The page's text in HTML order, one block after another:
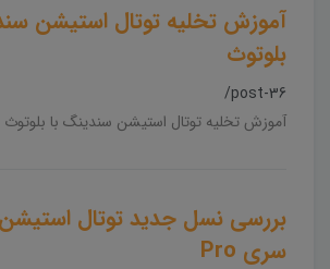
آموزش تخلیه توتال استیشن
بلوتوث
/post-36
آموزش تخلیه توتال استیشن سندینگ با بلوتوث
بررسی نسل جدید توتال
سری Pro